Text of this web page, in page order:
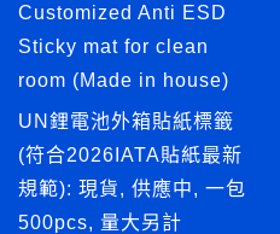
Customized Anti ESD
Sticky mat for clean
room (Made in house)
UN鋰電池外箱貼紙標籤
(符合2026IATA貼紙最新
規範): 現貨, 供應中, 一包
500pcs, 量大另計